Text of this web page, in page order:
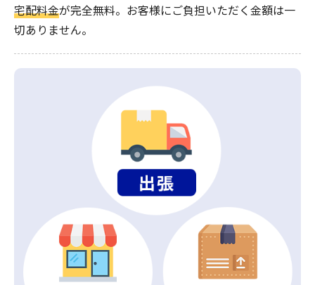
宅配料金が完全無料。 お客様にご負担いただく金額は一
切ありません。